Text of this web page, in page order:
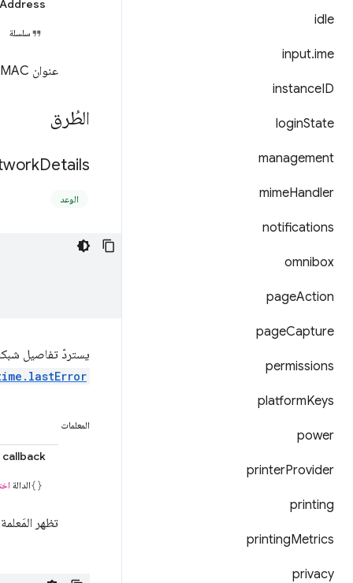
idle
input.ime
instanceID
loginState
management
mimeHandler
notifications
omnibox
pageAction
pageCapture
permissions
platformKeys
power
printerProvider
printing
printingMetrics
privacy
سلسلة
عنوان MAC للجهاز
الطُرق
Details(
الوعد
يستردّ تفاصيل
المعلمات
callback
الدالة
تظهر المَعلمة